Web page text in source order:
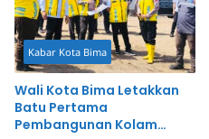
Kabar Kota Bima
Wali Kota Bima Letakkan
Batu Pertama
Pembangunan Kolam